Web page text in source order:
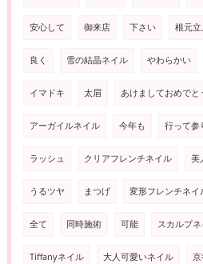
安心して 御来店 下さい 根元
良く 雪の結晶ネイル やわらかい
イマドキ 太眉 あけましておめでと
アーガイルネイル 今年も 行って参
ラッシュ クリアフレンチネイル 美
うるツヤ まつげ 変形フレンチネイ
全て 同時施術 可能 スカルプ
Tiffanyネイル 大人可愛いネイル 京